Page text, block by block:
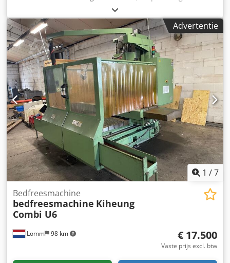
, verplaatsing Y-as:
verplaatsingsafstand Z-as:800 mm, vermogen:19 kW
(25,83 pk), Wij bieden deze klaar voor gebruik Correa A-16
bedfreesmachine, bouwjaar 1992, aan. Fabrikant: Correa
Model: A-16 Bouwjaar: 1992 Staat: klaar voor gebruik
Categorie-ID: 1170 Chodpfxey Ar Avs Ahqea Type-ID: 2584
Type: bedfreesmachine Als u vragen heeft of meer
informatie wenst, stuur ons gerust een bericht of bel ons.
Advertentie
1 /7
Lomm 98 km
Bedfreesmachine
bedfreesmachine Kiheung
Combi U6
€ 17.500
Vaste prijs excl. btw